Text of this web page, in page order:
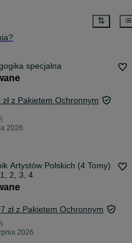
specjalna
zł z Pakietem Ochronnym
2026
Artystów Polskich (4 Tomy)
2, 3, 4
zł z Pakietem Ochronnym
2026